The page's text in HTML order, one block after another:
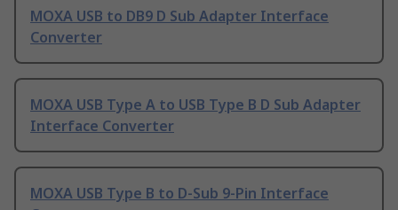
MOXA USB to DB9 D Sub Adapter Interface
Converter
MOXA USB Type A to USB Type B D Sub Adapter
Interface Converter
MOXA USB Type B to D-Sub 9-Pin Interface